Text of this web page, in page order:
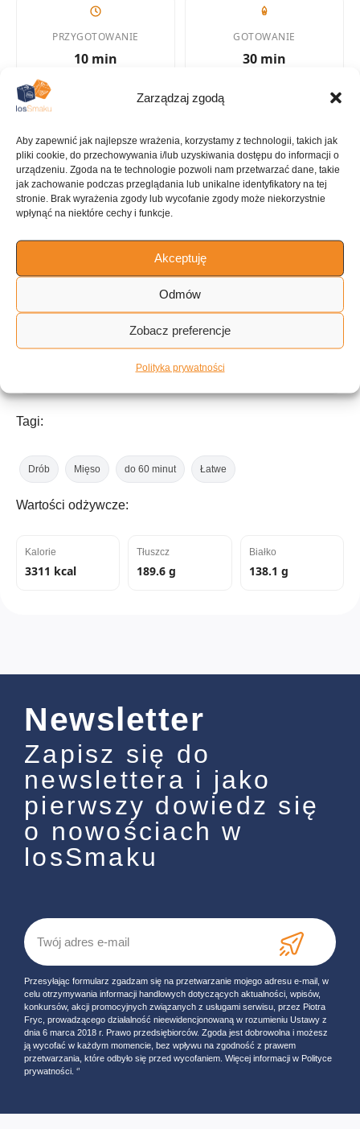
Zarządzaj zgodą
Aby zapewnić jak najlepsze wrażenia, korzystamy z technologii, takich jak
pliki cookie, do przechowywania i/lub uzyskiwania dostępu do informacji o
urządzeniu. Zgoda na te technologie pozwoli nam przetwarzać dane, takie
jak zachowanie podczas przeglądania lub unikalne identyfikatory na tej
stronie. Brak wyrażenia zgody lub wycofanie zgody może niekorzystnie
wpłynąć na niektóre cechy i funkcje.
Akceptuję
Odmów
Zobacz preferencje
Polityka prywatności
PRZYGOTOWANIE
10 min
GOTOWANIE
30 min
KALORIE
3311 kcal
KATEGORIA
Kurczak
Amerykańska
ILOŚĆ PORCJI
~2 porcje
Tagi:
Drób Mięso do 60 minut Łatwe
Wartości odżywcze:
Kalorie
3311 kcal
Tłuszcz
189.6 g
Białko
138.1 g
Newsletter
Zapisz się do
newslettera i jako
pierwszy dowiedz się
o nowościach w
losSmaku
Przesyłając formularz zgadzam się na przetwarzanie mojego adresu e-mail, w
celu otrzymywania informacji handlowych dotyczących aktualności, wpisów,
konkursów, akcji promocyjnych związanych z usługami serwisu, przez Piotra
Fryc, prowadzącego działalność nieewidencjonowaną w rozumieniu Ustawy z
dnia 6 marca 2018 r. Prawo przedsiębiorców. Zgoda jest dobrowolna i możesz
ją wycofać w każdym momencie, bez wpływu na zgodność z prawem
przetwarzania, które odbyło się przed wycofaniem. Więcej informacji w Polityce
prywatności. ‘’